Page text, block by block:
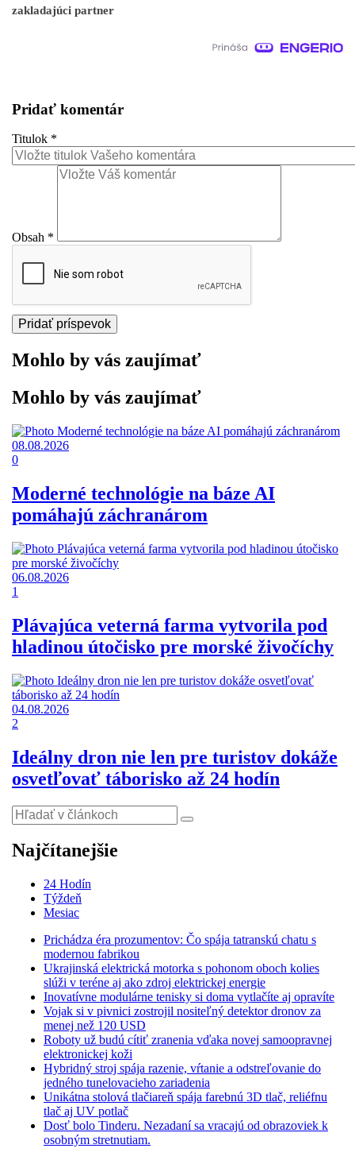
zakladajúci partner
Pridať komentár
Titulok *
Obsah *
Mohlo by vás zaujímať
Mohlo by vás zaujímať
08.08.2026
0
Moderné technológie na báze AI
pomáhajú záchranárom
06.08.2026
1
Plávajúca veterná farma vytvorila pod
hladinou útočisko pre morské živočíchy
04.08.2026
2
Ideálny dron nie len pre turistov dokáže
osvetľovať táborisko až 24 hodín
Najčítanejšie
24 Hodín
Týždeň
Mesiac
Prichádza éra prozumentov: Čo spája tatranskú chatu s
modernou fabrikou
Ukrajinská elektrická motorka s pohonom oboch kolies
slúži v teréne aj ako zdroj elektrickej energie
Inovatívne modulárne tenisky si doma vytlačíte aj opravíte
Vojak si v pivnici zostrojil nositeľný detektor dronov za
menej než 120 USD
Roboty už budú cítiť zranenia vďaka novej samoopravnej
elektronickej koži
Hybridný stroj spája razenie, vŕtanie a odstreľovanie do
jedného tunelovacieho zariadenia
Unikátna stolová tlačiareň spája farebnú 3D tlač, reliéfnu
tlač aj UV potlač
Dosť bolo Tinderu. Nezadaní sa vracajú od obrazoviek k
osobným stretnutiam.